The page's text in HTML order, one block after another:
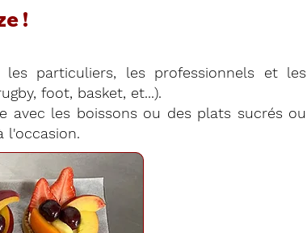
!
particuliers, les professionnels et les
foot, basket, et...).
avec les boissons ou des plats sucrés ou
l'occasion.